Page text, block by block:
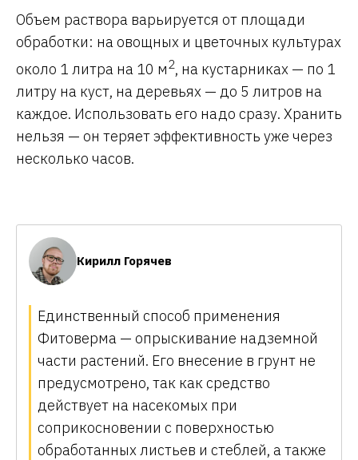
Объем раствора варьируется от площади
обработки: на овощных и цветочных культурах
около 1 литра на 10 м2, на кустарниках — по 1
литру на куст, на деревьях — до 5 литров на
каждое. Использовать его надо сразу. Хранить
нельзя — он теряет эффективность уже через
несколько часов.
Кирилл Горячев
Единственный способ применения
Фитоверма — опрыскивание надземной
части растений. Его внесение в грунт не
предусмотрено, так как средство
действует на насекомых при
соприкосновении с поверхностью
обработанных листьев и стеблей, а также